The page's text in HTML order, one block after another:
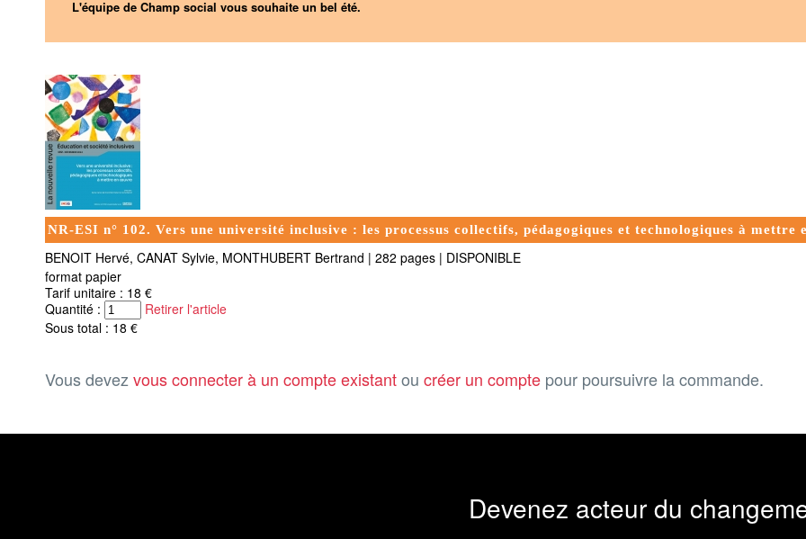
L'équipe de Champ social vous souhaite un bel été.
NR-ESI n° 102. Vers une université inclusive : les processus collectifs, pédagogiques et technologiques à mettre
BENOIT Hervé, CANAT Sylvie, MONTHUBERT Bertrand | 282 pages | DISPONIBLE
format papier
Tarif unitaire : 18 €
Quantité :
Retirer l'article
Sous total : 18 €
Vous devezvous connecter à un compte existantou créer un compte pour poursuivre la commande.
Devenez acteur du